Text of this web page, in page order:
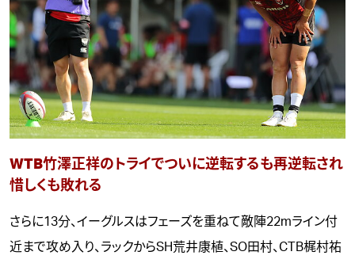
WTB竹澤正祥のトライでついに逆転するも再逆転され
惜しくも敗れる
さらに13分、イーグルスはフェーズを重ねて敵陣22mライン付
近まで攻め入り、ラックからSH荒井康植、SO田村、CTB梶村祐